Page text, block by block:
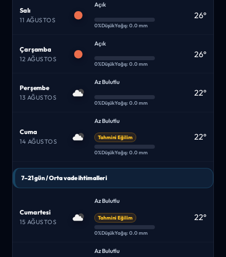
Salı
11 AĞUSTOS
Açık
0%DüşükYağış: 0.0 mm
26°
Çarşamba
12 AĞUSTOS
Açık
0%DüşükYağış: 0.0 mm
26°
Perşembe
13 AĞUSTOS
Az Bulutlu
0%DüşükYağış: 0.0 mm
22°
Cuma
14 AĞUSTOS
Az Bulutlu
Tahmini Eğilim
0%DüşükYağış: 0.0 mm
22°
7–21 gün / Orta vade ihtimalleri
Cumartesi
15 AĞUSTOS
Az Bulutlu
Tahmini Eğilim
0%DüşükYağış: 0.0 mm
22°
Az Bulutlu